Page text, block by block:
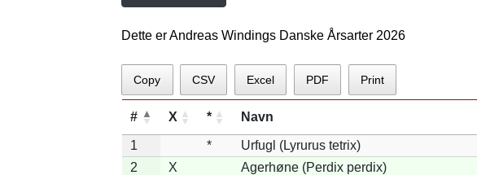
Dette er Andreas Windings Danske Årsarter 2026
Copy CSV Excel PDF Print
# X * Navn
1 *
Urfugl (Lyrurus tetrix)
2
X Agerhøne (Perdix perdix)